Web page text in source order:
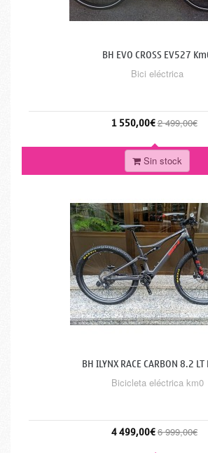
BH EVO CROSS EV527
Bici eléctrica
1 550,00€2 499,00€
Sin stock
BH ILYNX RACE CARBON 8.2
Bicicleta eléctrica km0
4 499,00€6 999,00€